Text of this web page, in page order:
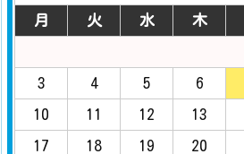
月 火 水 木
3 4 5 6
10 11 12 13
17 18 19 20